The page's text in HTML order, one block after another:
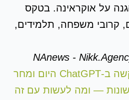
2024, בהגנה על אוקראינה. בטקס
קרובי משפחה, תלמידים,
NAnews -
מדוע אותה בקשה ב-ChatGPT היום ומחר
— ומה לעשות עם זה